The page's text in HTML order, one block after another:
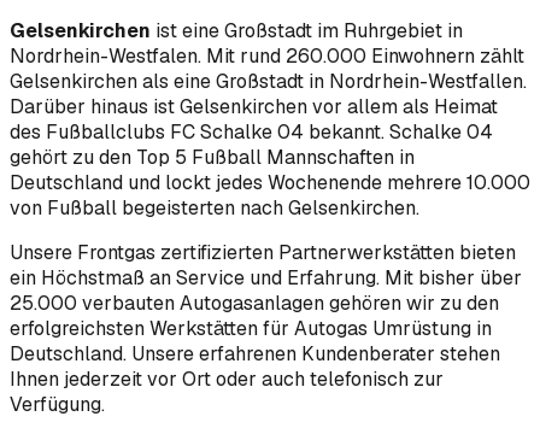
Gelsenkirchen ist eine Großstadt im Ruhrgebiet in
Nordrhein-Westfalen. Mit rund 260.000 Einwohnern zählt
Gelsenkirchen als eine Großstadt in Nordrhein-Westfallen.
Darüber hinaus ist Gelsenkirchen vor allem als Heimat
des Fußballclubs FC Schalke 04 bekannt. Schalke 04
gehört zu den Top 5 Fußball Mannschaften in
Deutschland und lockt jedes Wochenende mehrere 10.000
von Fußball begeisterten nach Gelsenkirchen.
Unsere Frontgas zertifizierten Partnerwerkstätten bieten
ein Höchstmaß an Service und Erfahrung. Mit bisher über
25.000 verbauten Autogasanlagen gehören wir zu den
erfolgreichsten Werkstätten für Autogas Umrüstung in
Deutschland. Unsere erfahrenen Kundenberater stehen
Ihnen jederzeit vor Ort oder auch telefonisch zur
Verfügung.